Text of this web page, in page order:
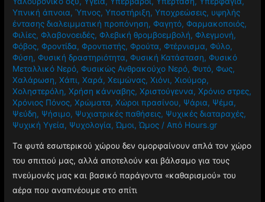
δόση,Τρόποι μετάδοσης, Τρόφιμα,Τσακωμός,Τύχη,
Υαλουρονικό οξύ,Υγεία , Υπέρβαροι, Υπέρταση,Υπερφαγία
Υπνική άπνοια,Ύπνος,Υποστήριξη ,Υποχρεώσεις,υψηλής
έντασης διαλειμματική προπόνηση,Φαγητό,Φαρμακοποιός
Φιλίες, Φλαβονοειδές,Φλεβική θρομβοεμβολή,Φλεγμονή
Φόβος ,Φροντίδα,Φροντιστής, Φρούτα ,Φτέρνισμα,Φύλο,
Φύση,Φυσική δραστηριότητα,Φυσική Κατάσταση,Φυσικό
Μεταλλικό Νερό, Φυσικώς Ανθρακούχο Νερό,Φυτό
Χαλάρωση,Χάπι,Χαρά,Χειμώνας,Χιόνι,Χιούμορ,
Χοληστερόλη,Χρήση κάνναβης, Χριστούγεννα,Χρόνιο στρες
Χρόνιος Πόνος, Χρώματα,Χώροι πρασίνου,Ψάρια,Ψέμα,
Ψεύδη, Ψήσιμο , Ψυχιατρικές παθήσεις , Ψυχικές διαταραχές
Ψυχική Υγεία
Ψυχολογία Ώμοι / Από Hours.gr
Τα φυτά εσωτερικού χώρου δεν ομορφαίνουν απλά τον χώρο
του σπιτιού μας, αλλά αποτελούν και βάλσαμο για τους
πνεύμονές μας και βασικό παράγοντα «καθαρισμού» του